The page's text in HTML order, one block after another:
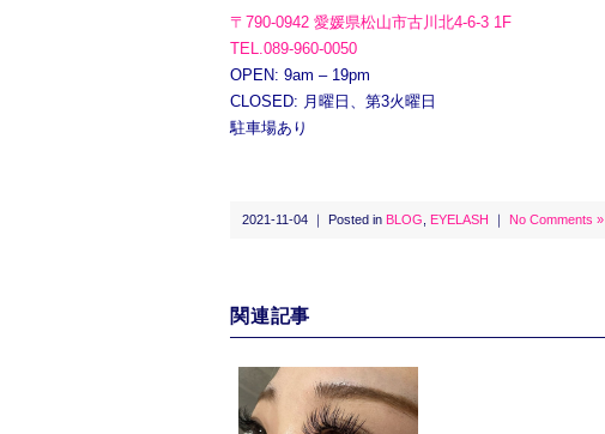
〒790-0942 愛媛県松山市古川北4-6-3 1F
TEL.089-960-0050
OPEN: 9am – 19pm
CLOSED: 月曜日、第3火曜日
駐車場あり
2021-11-04 ｜ Posted in BLOG EYELASH ｜ No Comments »
関連記事